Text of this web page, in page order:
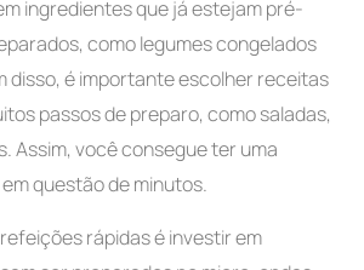
ingredientes que já estejam pré-
como legumes congelados
disso, é importante escolher receitas
passos de preparo, como saladas,
Assim, você consegue ter uma
questão de minutos.
rápidas é investir em